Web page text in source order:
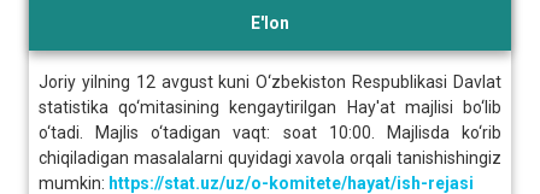
E'lon
Joriy yilning 12 avgust kuni O‘zbekiston Respublikasi Davlat
statistika qo‘mitasining kengaytirilgan Hay'at majlisi bo‘lib
o‘tadi. Majlis o‘tadigan vaqt: soat 10:00. Majlisda ko‘rib
chiqiladigan masalalarni quyidagi xavola orqali tanishishingiz
mumkin: https://stat.uz/uz/o-komitete/hayat/ish-rejasi